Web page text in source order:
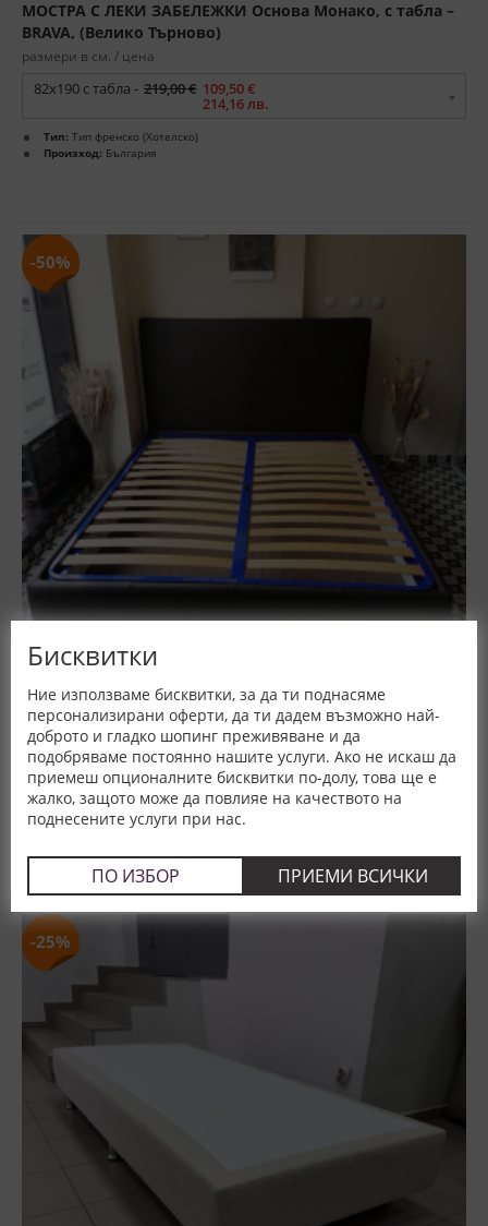
Бисквитки
Ние използваме бисквитки, за да ти поднасяме
персонализирани оферти, да ти дадем възможно най-
доброто и гладко шопинг преживяване и да
подобряваме постоянно нашите услуги. Ако не искаш да
приемеш опционалните бисквитки по-долу, това ще е
жалко, защото може да повлияе на качеството на
поднесените услуги при нас.
ПО ИЗБОР ПРИЕМИ ВСИЧКИ
МОСТРА С ЛЕКИ ЗАБЕЛЕЖКИ Основа Монако, с табла –
BRAVA, (Велико Търново)
размери в см. / цена
82х190 с табла - 219,00 € 109,50 €
214,16 лв.
Тип: Тип френско (Хотелско)
Произход: България
-50%
МОСТРА С ЛЕКИ ЗАБЕЛЕЖКИ Спалня Тирол - НАНИ,
(Пловдив)
размери в см. / цена
164x190 - 1 170,00 € 585,00 €
1 144,16 лв.
Тип:Тип ракла (с повдигащ се механизъм)
Произход:
България
-25%